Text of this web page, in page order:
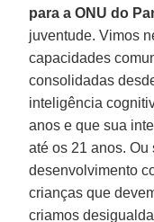
para a ONU do
juventude. Vimos
capacidades
consolidadas
inteligência
anos e que sua
até os 21 anos.
desenvolvimento
crianças que
criamos